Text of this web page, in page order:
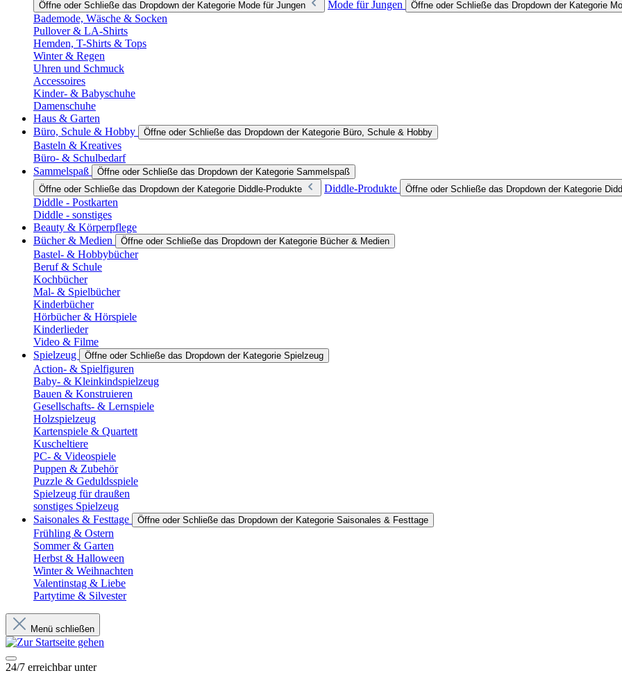
Öffne oder Schließe das Dropdown der Kategorie Mode für Jungen Mode für Jungen Öffne oder Schließe das Dropdown der Kategorie
Bademode, Wäsche & Socken
Pullover & LA-Shirts
Hemden, T-Shirts & Tops
Winter & Regen
Uhren und Schmuck
Accessoires
Kinder- & Babyschuhe
Damenschuhe
Haus & Garten
Büro, Schule & Hobby
Öffne oder Schließe das Dropdown der Kategorie Büro, Schule & Hobby
Basteln & Kreatives
Büro- & Schulbedarf
Sammelspaß
Öffne oder Schließe das Dropdown der Kategorie Sammelspaß
Öffne oder Schließe das Dropdown der Kategorie Diddle-Produkte
Diddle-Produkte Öffne oder Schließe das Dropdown der Kategorie
Diddle - Postkarten
Diddle - sonstiges
Beauty & Körperpflege
Bücher & Medien
Öffne oder Schließe das Dropdown der Kategorie Bücher & Medien
Bastel- & Hobbybücher
Beruf & Schule
Kochbücher
Mal- & Spielbücher
Kinderbücher
Hörbücher & Hörspiele
Kinderlieder
Video & Filme
Spielzeug
Öffne oder Schließe das Dropdown der Kategorie Spielzeug
Action- & Spielfiguren
Baby- & Kleinkindspielzeug
Bauen & Konstruieren
Gesellschafts- & Lernspiele
Holzspielzeug
Kartenspiele & Quartett
Kuscheltiere
PC- & Videospiele
Puppen & Zubehör
Puzzle & Geduldsspiele
Spielzeug für draußen
sonstiges Spielzeug
Saisonales & Festtage
Öffne oder Schließe das Dropdown der Kategorie Saisonales & Festtage
Frühling & Ostern
Sommer & Garten
Herbst & Halloween
Winter & Weihnachten
Valentinstag & Liebe
Partytime & Silvester
Menü schließen
24/7 erreichbar unter